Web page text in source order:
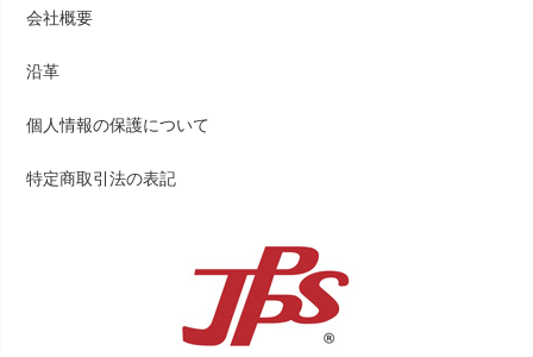
会社概要
沿革
個人情報の保護について
特定商取引法の表記